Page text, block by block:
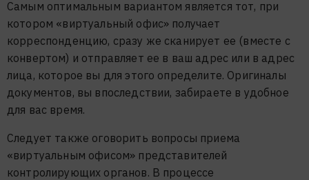
Самым оптимальным вариантом является тот, при
котором «виртуальный офис» получает
корреспонденцию, сразу же сканирует ее (вместе с
конвертом) и отправляет ее в ваш адрес или в адрес
лица, которое вы для этого определите. Оригиналы
документов, вы впоследствии, забираете в удобное
для вас время.
Следует также оговорить вопросы приема
«виртуальным офисом» представителей
контролирующих органов. В процессе